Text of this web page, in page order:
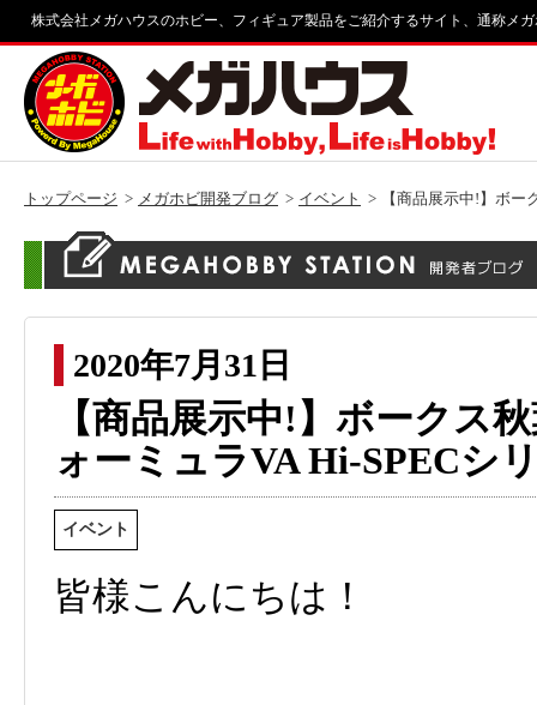
株式会社メガハウスのホビー、フィギュア製品をご紹介するサイト、通称メ
トップページ メガホビ開発ブログ イベント 【商品展示中!】ボー
2020年7月31日
【商品展示中!】ボークス
ォーミュラVA Hi-SPECシ
イベント
皆様こんにちは！